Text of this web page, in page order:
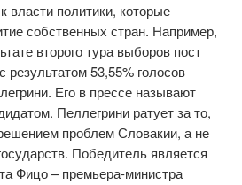
власти политики, которые
собственных стран. Например,
второго тура выборов пост
результатом 53,55% голосов
Его в прессе называют
Пеллегрини ратует за то,
проблем Словакии, а не
Победитель является
Фицо – премьера-министра